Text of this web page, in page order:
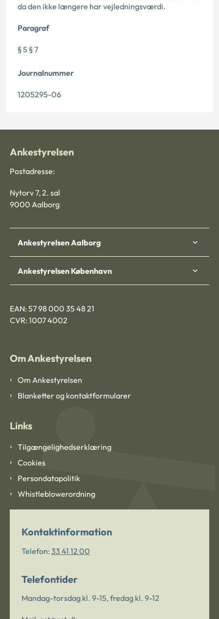
da den ikke længere har vejledningsværdi.
Paragraf
§ 5 § 7
Journalnummer
1205295-06
Ankestyrelsen
Postadresse:
Nytorv 7, 2. sal
9000 Aalborg
Ankestyrelsen Aalborg
Ankestyrelsen København
EAN: 57 98 000 35 48 21
CVR: 1007 4002
Om Ankestyrelsen
Om Ankestyrelsen
Blanketter og kontaktformularer
Links
Tilgængelighedserklæring
Cookies
Persondatapolitik
Whistleblowerordning
Kontaktinformation
Telefon: 33 41 12 00
Telefontider
Mandag-torsdag kl. 9-15, fredag kl. 9-12